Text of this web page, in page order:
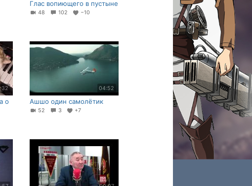
Глас вопиющего в пустыне
48 102 −10
о
04:52
Ашшо один самолётик
52 3 +7